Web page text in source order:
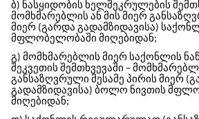
ბ) ნასყიდობის ხელშეკრულების
მომხმარებლის ან მის მიერ
მიერ (გარდა გადამზიდავისა)
მფლობელობაში მიღებიდან;
გ) მომხმარებლის მიერ საქონლის
შეკვეთის შემთხვევაში −
განსაზღვრული მესამე პირის მიერ
გადამზიდავისა) ბოლო ნივთის
მიღებიდან;